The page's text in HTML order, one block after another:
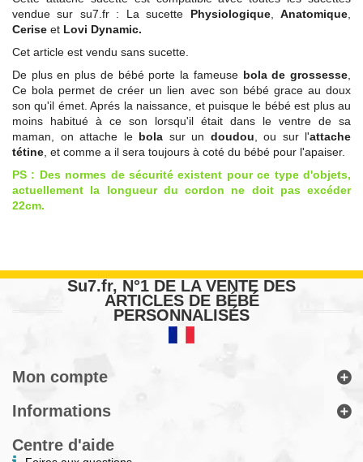
vendue sur su7.fr : La sucette Physiologique,Anatomique
Cerise et Lovi Dynamic.
Cet article est vendu sans sucette.
De plus en plus de bébé porte la fameuse bola de grossesse
Ce bola permet de créer un lien avec son bébé grace au doux
son qu'il émet. Aprés la naissance, et puisque le bébé est plus au
moins habitué à ce son lorsqu'il était dans le ventre de sa
maman, on attache le bola sur un doudou , ou sur l'attache
tétine , et comme a il sera toujours à coté du bébé pour l'apaiser.
PS : Des normes de sécurité existent pour ce type d'objets,
actuellement la longueur du cordon ne doit pas excéder
22cm.
Su7.fr, N°1 DE LA VENTE DES
ARTICLES DE BÉBÉ
PERSONNALISÉS
Mon compte
Informations
Centre d'aide